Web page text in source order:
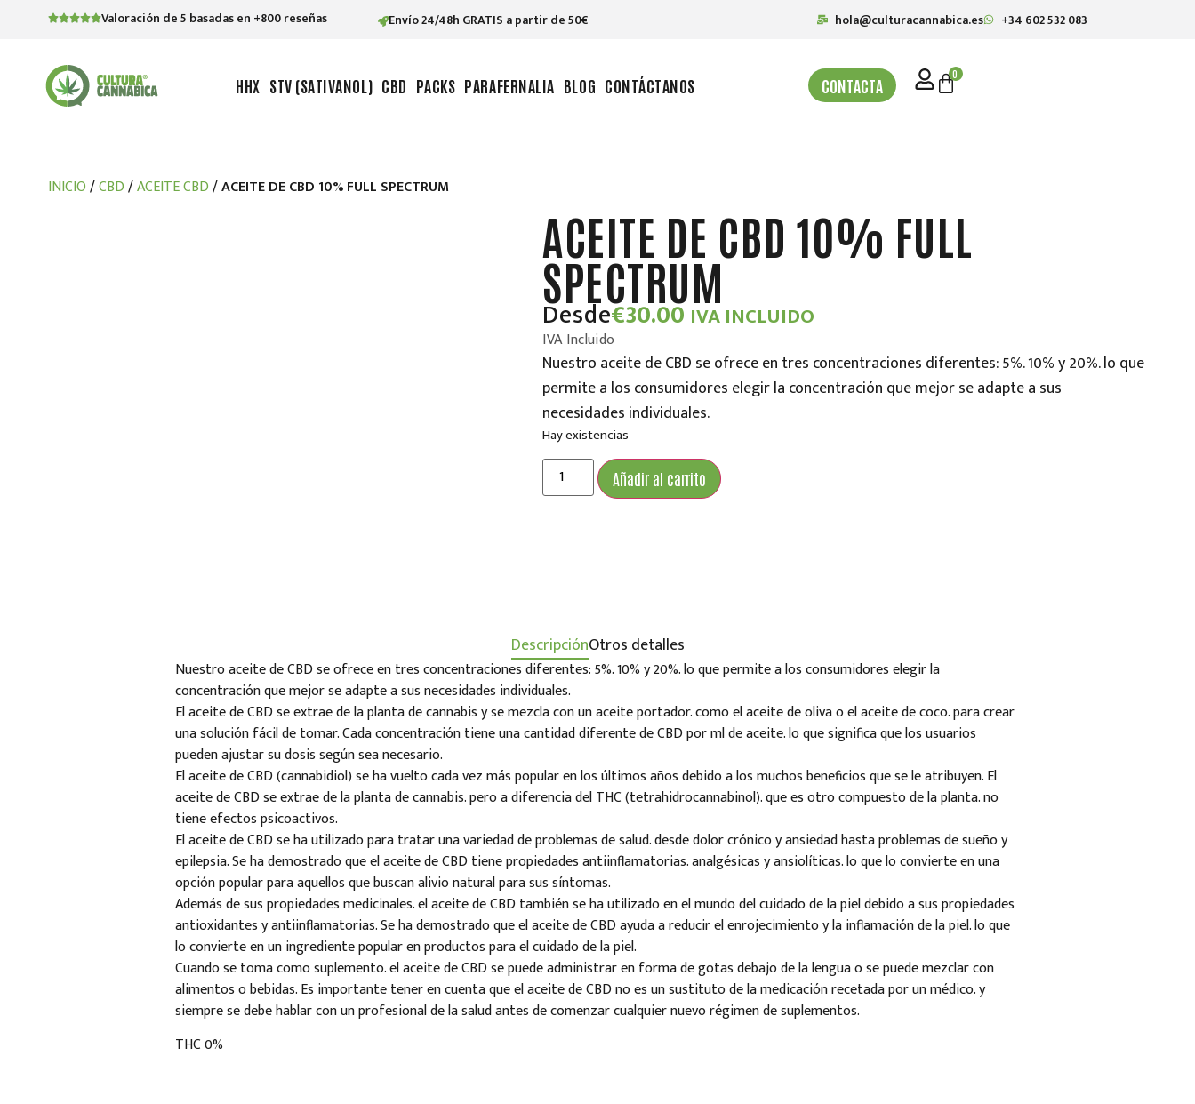
Valoración de 5 basadas en +800 reseñas Envío 24/48h GRATIS a partir de 50€ hola@culturacannabica.es +34 602 532 083
HHX STV (SATIVANOL) CBD PACKS PARAFERNALIA BLOG CONTÁCTANOS CONTACTA
0
INICIO/CBD/ACEITE CBD/ ACEITE DE CBD 10% FULL SPECTRUM
ACEITE DE CBD 10% FULL
SPECTRUM
Desde€30.00 IVA INCLUIDO
IVA Incluido
Nuestro aceite de CBD se ofrece en tres concentraciones diferentes: 5%. 10% y 20%. lo que
permite a los consumidores elegir la concentración que mejor se adapte a sus
necesidades individuales.
Hay existencias
Añadir al carrito
DescripciónOtros detalles
Nuestro aceite de CBD se ofrece en tres concentraciones diferentes: 5%. 10% y 20%. lo que permite a los consumidores elegir la
concentración que mejor se adapte a sus necesidades individuales.
El aceite de CBD se extrae de la planta de cannabis y se mezcla con un aceite portador. como el aceite de oliva o el aceite de coco. para crear
una solución fácil de tomar. Cada concentración tiene una cantidad diferente de CBD por ml de aceite. lo que significa que los usuarios
pueden ajustar su dosis según sea necesario.
El aceite de CBD (cannabidiol) se ha vuelto cada vez más popular en los últimos años debido a los muchos beneficios que se le atribuyen. El
aceite de CBD se extrae de la planta de cannabis. pero a diferencia del THC (tetrahidrocannabinol). que es otro compuesto de la planta. no
tiene efectos psicoactivos.
El aceite de CBD se ha utilizado para tratar una variedad de problemas de salud. desde dolor crónico y ansiedad hasta problemas de sueño y
epilepsia. Se ha demostrado que el aceite de CBD tiene propiedades antiinflamatorias. analgésicas y ansiolíticas. lo que lo convierte en una
opción popular para aquellos que buscan alivio natural para sus síntomas.
Además de sus propiedades medicinales. el aceite de CBD también se ha utilizado en el mundo del cuidado de la piel debido a sus propiedades
antioxidantes y antiinflamatorias. Se ha demostrado que el aceite de CBD ayuda a reducir el enrojecimiento y la inflamación de la piel. lo que
lo convierte en un ingrediente popular en productos para el cuidado de la piel.
Cuando se toma como suplemento. el aceite de CBD se puede administrar en forma de gotas debajo de la lengua o se puede mezclar con
alimentos o bebidas. Es importante tener en cuenta que el aceite de CBD no es un sustituto de la medicación recetada por un médico. y
siempre se debe hablar con un profesional de la salud antes de comenzar cualquier nuevo régimen de suplementos.
THC 0%